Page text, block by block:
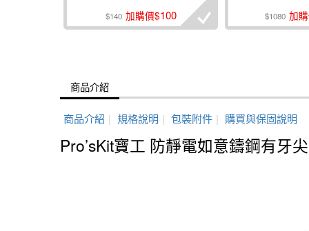
$140 加購價$100 $1080 加
商品介紹
商品介紹 | 規格說明 | 包裝附件 | 購買與保固說明
Pro’sKit寶工 防靜電如意鑄鋼有牙